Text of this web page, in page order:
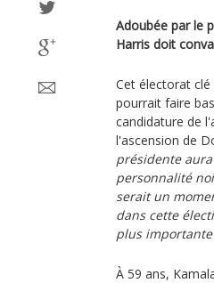
Adoubée par le
Harris doit
Cet électorat
pourrait faire
candidature de
l'ascension de
présidente
personnalité
serait un
dans cette
plus
À 59 ans,